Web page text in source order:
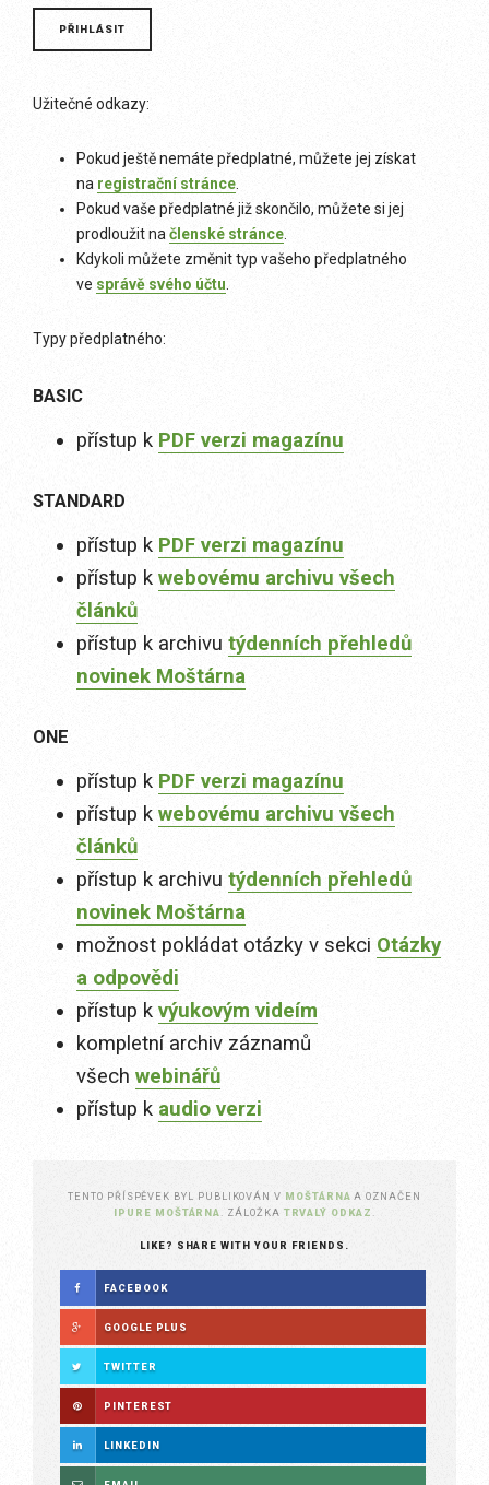
Užitečné odkazy:
Pokud ještě nemáte předplatné, můžete jej získat
na registrační stránce
Pokud vaše předplatné již skončilo, můžete si jej
prodloužit na členské stránce
Kdykoli můžete změnit typ vašeho předplatného
ve správě svého účtu
Typy předplatného:
BASIC
přístup k PDF verzi magazínu
STANDARD
přístup k PDF verzi magazínu
přístup k webovému archivu všech
článků
přístup k archivu týdenních přehledů
novinek Moštárna
ONE
přístup k PDF verzi magazínu
přístup k webovému archivu všech
článků
přístup k archivu týdenních přehledů
novinek Moštárna
možnost pokládat otázky v sekci Otázky
a odpovědi
přístup k výukovým videím
kompletní archiv záznamů
všech webinářů
přístup k audio verzi
TENTO PŘÍSPĚVEK BYL PUBLIKOVÁN V MOŠTÁRNA A OZNAČEN
IPURE MOŠTÁRNA
. ZÁLOŽKA TRVALÝ ODKAZ
LIKE? SHARE WITH YOUR FRIENDS.
FACEBOOK
GOOGLE PLUS
TWITTER
PINTEREST
LINKEDIN